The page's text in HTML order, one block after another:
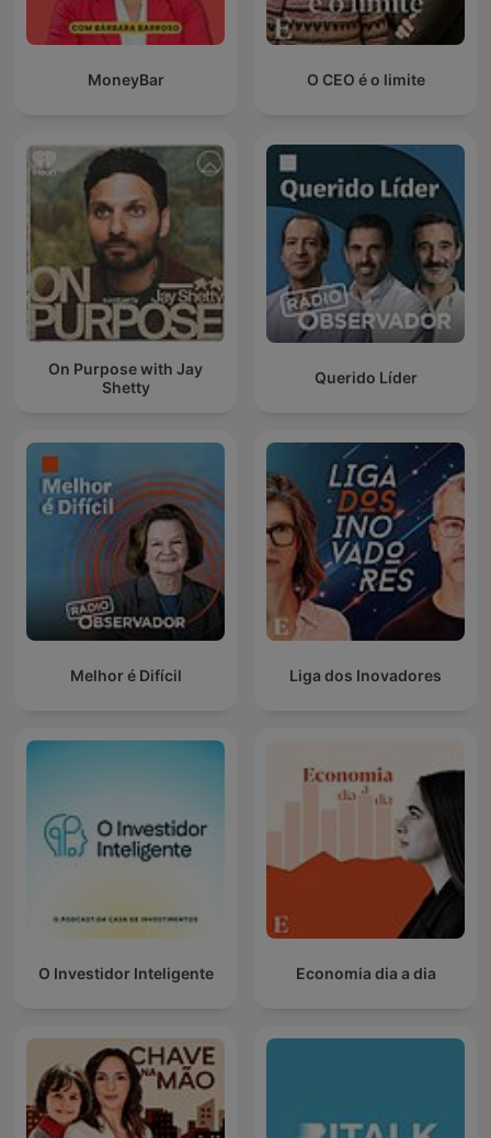
MoneyBar O CEO é o limite
On Purpose with Jay
Shetty
Querido Líder
Melhor é Difícil Liga dos Inovadores
O Investidor Inteligente Economia dia a dia